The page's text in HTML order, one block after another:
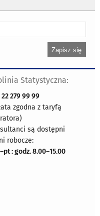
Statystyczna:
22 279 99 99
zgodna z taryfą
są dostępni
robocze:
–pt : godz. 8.00–15.00